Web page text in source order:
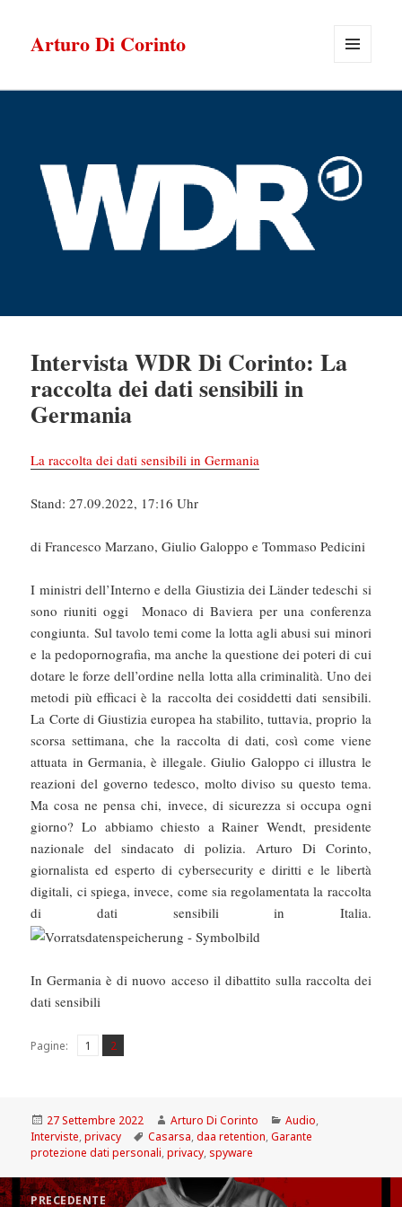
Arturo Di Corinto
Intervista WDR Di Corinto: La
raccolta dei dati sensibili in
Germania
La raccolta dei dati sensibili in Germania
Stand: 27.09.2022, 17:16 Uhr
di Francesco Marzano, Giulio Galoppo e Tommaso Pedicini
I ministri dell’Interno e della Giustizia dei Länder tedeschi si
sono riuniti oggi Monaco di Baviera per una conferenza
congiunta. Sul tavolo temi come la lotta agli abusi sui minori
e la pedopornografia, ma anche la questione dei poteri di cui
dotare le forze dell’ordine nella lotta alla criminalità. Uno dei
metodi più efficaci è la raccolta dei cosiddetti dati sensibili.
La Corte di Giustizia europea ha stabilito, tuttavia, proprio la
scorsa settimana, che la raccolta di dati, così come viene
attuata in Germania, è illegale. Giulio Galoppo ci illustra le
reazioni del governo tedesco, molto diviso su questo tema.
Ma cosa ne pensa chi, invece, di sicurezza si occupa ogni
giorno? Lo abbiamo chiesto a Rainer Wendt, presidente
nazionale del sindacato di polizia. Arturo Di Corinto,
giornalista ed esperto di cybersecurity e diritti e le libertà
digitali, ci spiega, invece, come sia regolamentata la raccolta
di dati sensibili in Italia.
In Germania è di nuovo acceso il dibattito sulla raccolta dei
dati sensibili
Pagine: Pagina
1 ,
Pagina
2
Scritto
il
27 Settembre 2022 Autore
Arturo Di Corinto Categorie
Audio,
Interviste,privacy Tag
Casarsa,daa retention,Garante
protezione dati personali,privacy, spyware
Navigazione
PRECEDENTE